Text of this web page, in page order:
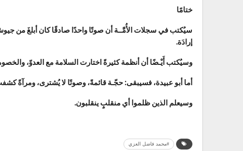
ختامًا
سيُكتب في سجلات الأُمَّــة أن صوتًا واحدًا صادقًا كان أبلغَ من
إرادَة.
وسيُكتب أَيْـضًا أن أنظمة كثيرةً اختارت السلامة مع العدوّ،
أما أبو عبيدة، فسيبقى: حجّـة قائمةً، وصوتًا لا يُشترى، ومرآةً
وسيعلم الذين ظلموا أي منقلبٍ ينقلبون.
#محمد فاضل العزي